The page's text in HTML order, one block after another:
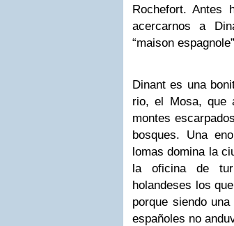
Rochefort. Antes
acercarnos a
“maison
Dinant es una
rio, el Mosa, que
montes
bosques. Una
lomas domina la
la oficina de
holandeses los
porque siendo
españoles no